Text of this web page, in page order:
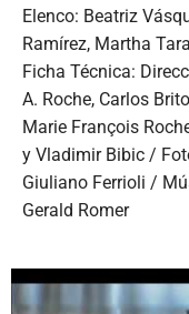
Elenco: Beatriz
Ramírez, Martha
Ficha Técnica:
A. Roche, Carlos
Marie François
y Vladimir Bibic /
Giuliano Ferrioli /
Gerald Romer